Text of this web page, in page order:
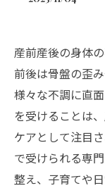
産前産後の身体
前後は骨盤の歪
様々な不調に直
を受けることは
ケアとして注目
で受けられる専
整え、子育てや